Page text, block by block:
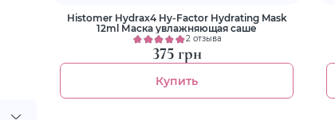
Histomer Hydrax4 Hy-Factor Hydrating Mask
12ml Маска увлажняющая саше
2 отзыва
375 грн
Купить